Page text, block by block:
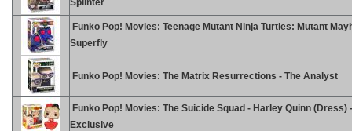
Splinter
Funko Pop! Movies: Teenage Mutant Ninja Turtles: Mutant
Superfly
Funko Pop! Movies: The Matrix Resurrections - The Analyst
Funko Pop! Movies: The Suicide Squad - Harley Quinn (Dress)
Exclusive